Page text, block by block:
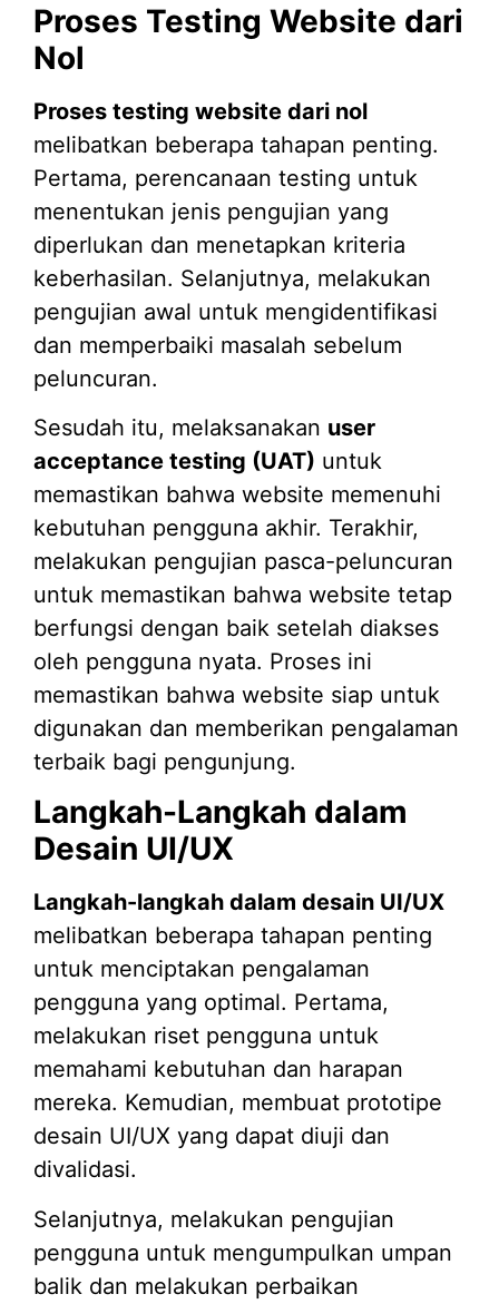
Proses Testing Website dari
Nol
Proses testing website dari nol
melibatkan beberapa tahapan penting.
Pertama, perencanaan testing untuk
menentukan jenis pengujian yang
diperlukan dan menetapkan kriteria
keberhasilan. Selanjutnya, melakukan
pengujian awal untuk mengidentifikasi
dan memperbaiki masalah sebelum
peluncuran.
Sesudah itu, melaksanakan user
acceptance testing (UAT) untuk
memastikan bahwa website memenuhi
kebutuhan pengguna akhir. Terakhir,
melakukan pengujian pasca-peluncuran
untuk memastikan bahwa website tetap
berfungsi dengan baik setelah diakses
oleh pengguna nyata. Proses ini
memastikan bahwa website siap untuk
digunakan dan memberikan pengalaman
terbaik bagi pengunjung.
Langkah-Langkah dalam
Desain UI/UX
Langkah-langkah dalam desain UI/UX
melibatkan beberapa tahapan penting
untuk menciptakan pengalaman
pengguna yang optimal. Pertama,
melakukan riset pengguna untuk
memahami kebutuhan dan harapan
mereka. Kemudian, membuat prototipe
desain UI/UX yang dapat diuji dan
divalidasi.
Selanjutnya, melakukan pengujian
pengguna untuk mengumpulkan umpan
balik dan melakukan perbaikan